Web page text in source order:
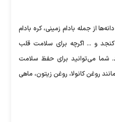
از جمله بادام زمینی، کره بادام
کنجد و ... اگرچه برای سلامت قلب
شما می‌توانید برای حفظ سلامت
روغن کانولا، روغن زیتون، ماهی